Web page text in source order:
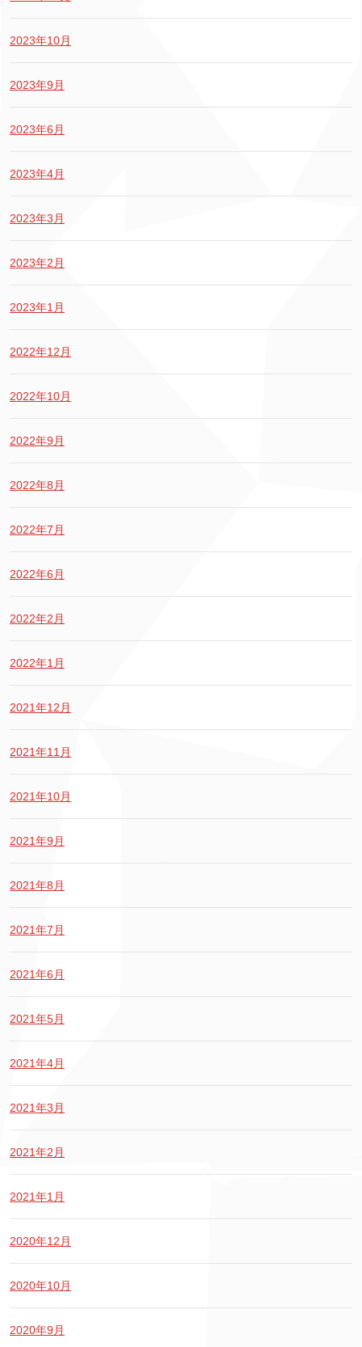
2023年10月
2023年9月
2023年6月
2023年4月
2023年3月
2023年2月
2023年1月
2022年12月
2022年10月
2022年9月
2022年8月
2022年7月
2022年6月
2022年2月
2022年1月
2021年12月
2021年11月
2021年10月
2021年9月
2021年8月
2021年7月
2021年6月
2021年5月
2021年4月
2021年3月
2021年2月
2021年1月
2020年12月
2020年10月
2020年9月